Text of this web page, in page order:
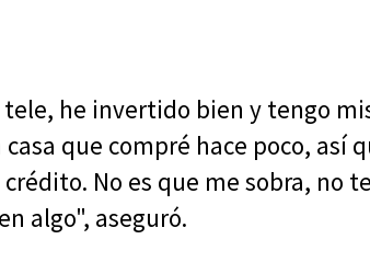
he invertido bien y tengo
que compré hace poco, así
No es que me sobra, no
algo", aseguró.